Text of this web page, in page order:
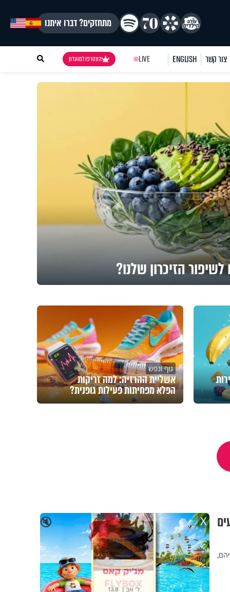
מתחזקים? דברו איתנו
צור קשר ENGLISH
LIVE הצטרפו למועדון
הזיכרון שלנו?
גוף ונפש
אשליית ההרזיה: למה זריקות
הפלא מפחיתות פעילות גופנית?
🔇 X